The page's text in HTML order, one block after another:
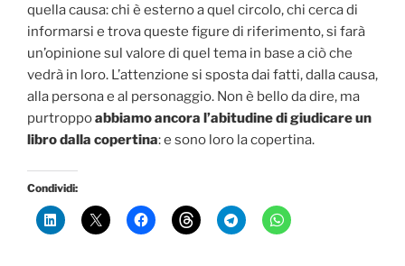
quella causa: chi è esterno a quel circolo, chi cerca di
informarsi e trova queste figure di riferimento, si farà
un’opinione sul valore di quel tema in base a ciò che
vedrà in loro. L’attenzione si sposta dai fatti, dalla causa,
alla persona e al personaggio. Non è bello da dire, ma
purtroppoabbiamo ancora l’abitudine di giudicare un
libro dalla copertina: e sono loro la copertina.
Condividi: